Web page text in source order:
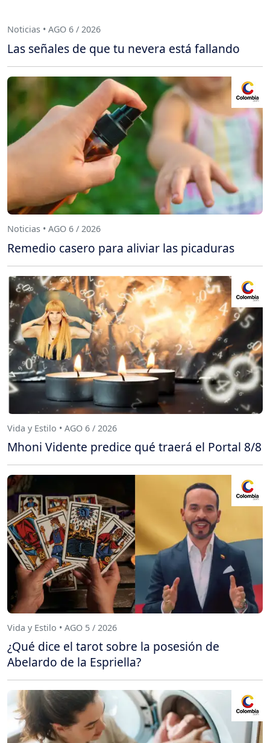
Noticias • AGO 6 / 2026
Las señales de que tu nevera está fallando
Noticias • AGO 6 / 2026
Remedio casero para aliviar las picaduras
Vida y Estilo • AGO 6 / 2026
Mhoni Vidente predice qué traerá el Portal 8/8
Vida y Estilo • AGO 5 / 2026
¿Qué dice el tarot sobre la posesión de
Abelardo de la Espriella?